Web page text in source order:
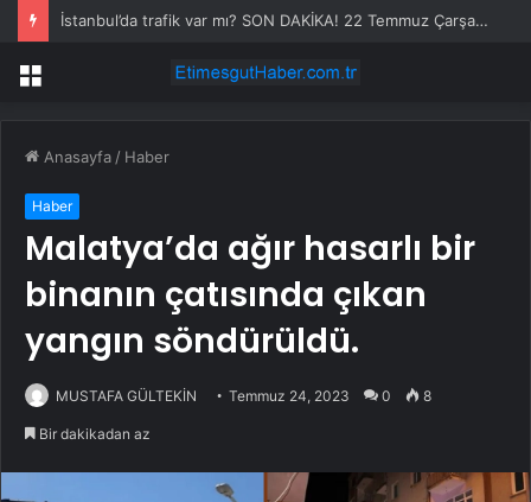
İstanbul’da trafik var mı? SON DAKİKA! 22 Temmuz Çarşamba hangi ilçelerde trafik var, hangi yollar kapalı?
Menü
Anasayfa / Haber
Haber
Malatya’da ağır hasarlı bir
binanın çatısında çıkan
yangın söndürüldü.
MUSTAFA GÜLTEKİN Temmuz 24, 2023 0 8
Bir dakikadan az